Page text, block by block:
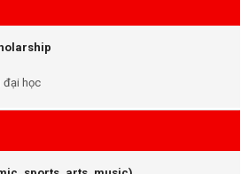
đại học